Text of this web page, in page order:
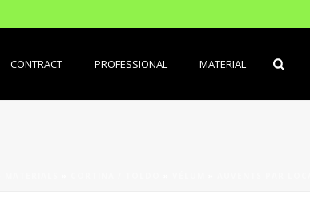
CONTRACT PROFESSIONAL MATERIAL